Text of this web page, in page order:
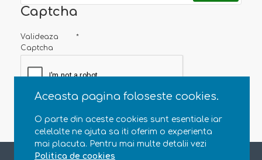
Aceasta pagina foloseste cookies.
O parte din aceste cookies sunt esentiale iar
celelalte ne ajuta sa iti oferim o experienta
mai placuta. Pentru mai multe detalii vezi
Politica de cookies
Captcha
Valideaza
Captcha
Copyright © 2013 - 2020 Natural Parenting SRL. CUI RO35363696, J23/4607/2015. Toate drepturile rezervate